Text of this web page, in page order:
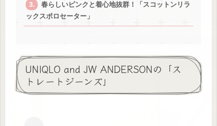
春らしいピンクと着心地抜群！「スコットンリラ
ックスポロセーター」
UNIQLO and JW ANDERSONの「ス
トレートジーンズ」